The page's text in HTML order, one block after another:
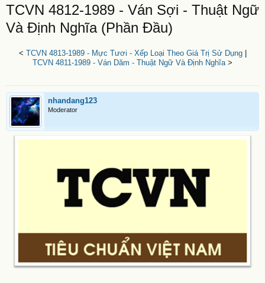
TCVN 4812-1989 - Ván Sợi - Thuật Ngữ
Và Định Nghĩa (Phần Đầu)
< TCVN 4813-1989 - Mực Tươi - Xếp Loại Theo Giá Trị Sử Dụng|
TCVN 4811-1989 - Ván Dăm - Thuật Ngữ Và Định Nghĩa>
nhandang123
Moderator